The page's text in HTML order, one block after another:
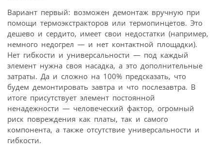
Вариант первый: возможен демонтаж вручную при
помощи термоэкстракторов или термопинцетов. Это
дешево и сердито, имеет свои недостатки (например,
немного недогрел — и нет контактной площадки).
Нет гибкости и универсальности — под каждый
элемент нужна своя насадка, а это дополнительные
затраты. Да и сложно на 100% предсказать, что
будем демонтировать завтра и что послезавтра. В
итоге присутствует элемент постоянной
ненадежности — человеческий фактор, огромный
риск повреждения как платы, так и самого
компонента, а также отсутствие универсальности и
гибкости.